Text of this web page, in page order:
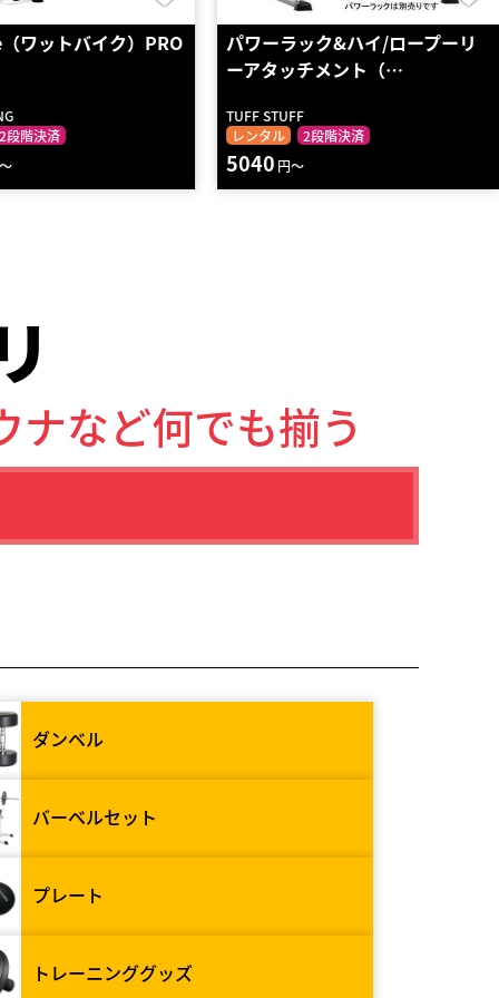
ワットバイク）PRO
2段階決済
パワーラック&ハイ/ロープーリ
ーアタッチメント（…
TUFF STUFF
レンタル
2段階決済
5040 円～
ナなど何でも揃う
ダンベル
バーベルセット
プレート
トレーニンググッズ